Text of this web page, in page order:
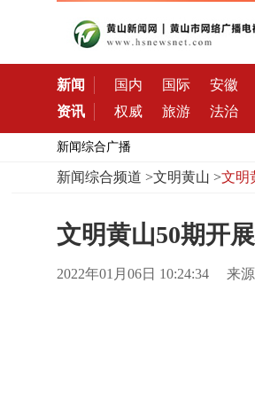
新闻 国内 国际 安徽
资讯
权威 旅游 法治
新闻综合广播
新闻综合频道 >文明黄山 >文明
文明黄山50期开
2022年01月06日 10:24:34 来